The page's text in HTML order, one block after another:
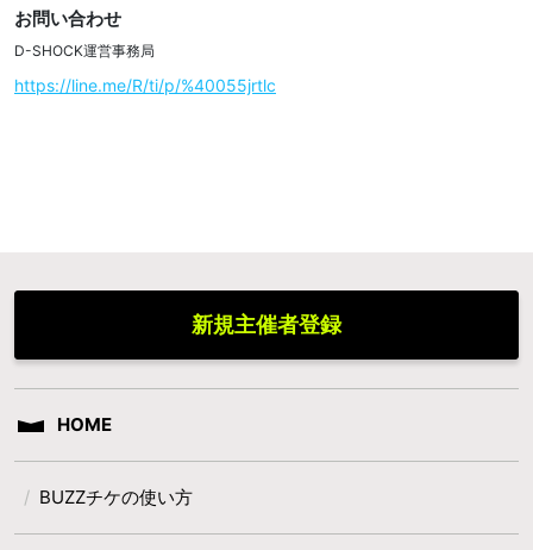
お問い合わせ
D-SHOCK運営事務局
https://line.me/R/ti/p/%40055jrtlc
新規主催者登録
HOME
BUZZチケの使い方